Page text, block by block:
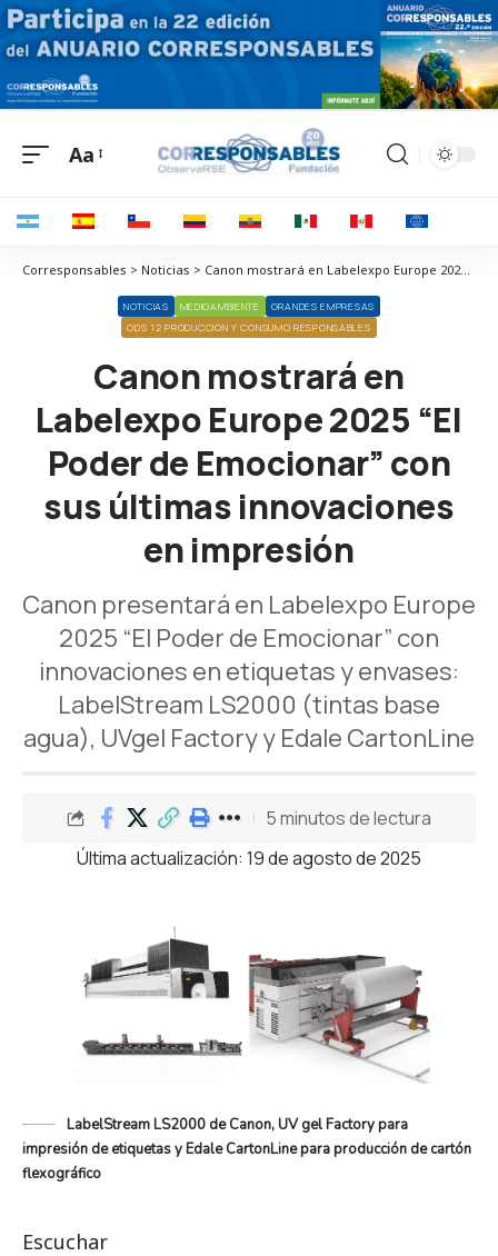
Aa
Corresponsables > Noticias > Canon mostrará en Labelexpo Europe 2025 “El Poder de Emocionar” con sus últimas innovaciones en impresión
NOTICIAS MEDIOAMBIENTE
GRANDES EMPRESAS
ODS 12 PRODUCCIÓN Y CONSUMO RESPONSABLES
Canon mostrará en
Labelexpo Europe 2025 “El
Poder de Emocionar” con
sus últimas innovaciones
en impresión
Canon presentará en Labelexpo Europe
2025 “El Poder de Emocionar” con
innovaciones en etiquetas y envases:
LabelStream LS2000 (tintas base
agua), UVgel Factory y Edale CartonLine
Última actualización: 19 de agosto de 2025
5 minutos de lectura
LabelStream LS2000 de Canon, UV gel Factory para
impresión de etiquetas y Edale CartonLine para producción de cartón
flexográfico
Escuchar